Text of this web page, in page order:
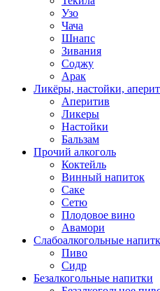
Узо
Чача
Шнапс
Зивания
Соджу
Арак
Ликёры, настойки,
Аперитив
Ликеры
Настойки
Бальзам
Прочий алкоголь
Коктейль
Винный напиток
Саке
Сетю
Плодовое вино
Авамори
Слабоалкогольные
Пиво
Сидр
Безалкогольные напитки